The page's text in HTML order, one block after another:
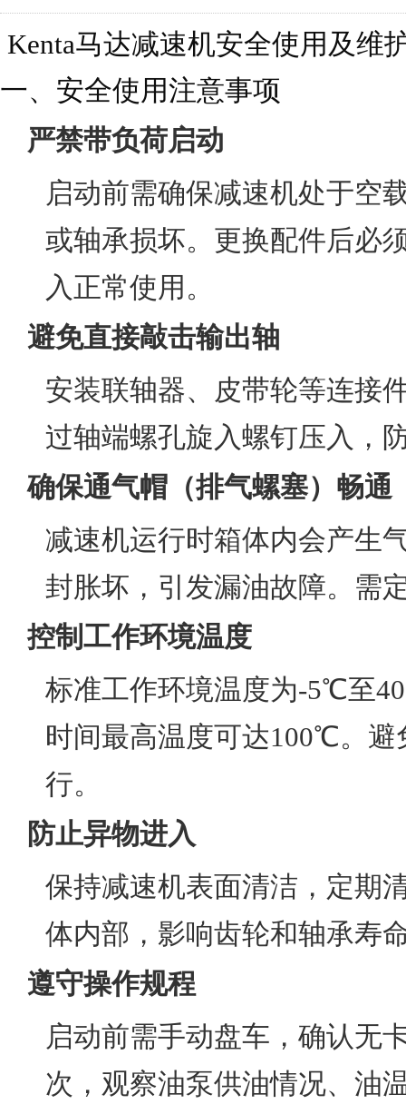
Kenta马达减速机安全使用及维
一、安全使用注意事项
严禁带负荷启动
启动前需确保减速机处于空
或轴承损坏。更换配件后必
入正常使用。
避免直接敲击输出轴
安装联轴器、皮带轮等连接
过轴端螺孔旋入螺钉压入，
确保通气帽（排气螺塞）畅通
减速机运行时箱体内会产生
封胀坏，引发漏油故障。需
控制工作环境温度
标准工作环境温度为-5℃至
时间最高温度可达100℃。
行。
防止异物进入
保持减速机表面清洁，定期
体内部，影响齿轮和轴承寿
遵守操作规程
启动前需手动盘车，确认无
次，观察油泵供油情况、油